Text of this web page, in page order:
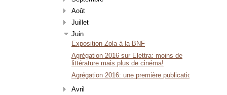
Août
Juillet
Juin
Exposition Zola à la BNF
Agrégation 2016 sur Elettra: moins de
littérature mais plus de cinéma!
Agrégation 2016: une première publication
Avril